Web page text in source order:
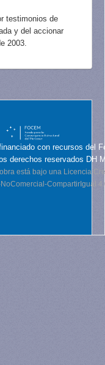
testimonios de
y del accionar
2003.
con recursos del
derechos reservados DH
está bajo una Licencia
CompartirIgual